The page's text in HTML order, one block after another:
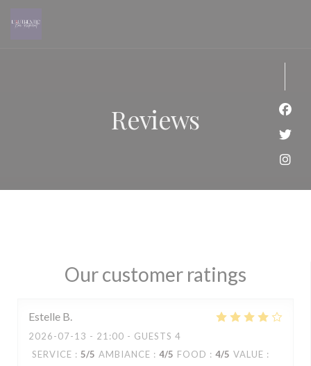
Reviews
Our customer ratings
Estelle B
2026-07-13 - 21:00 - GUESTS 4
SERVICE : 5/5 AMBIANCE : 4/5 FOOD : 4/5 VALUE :